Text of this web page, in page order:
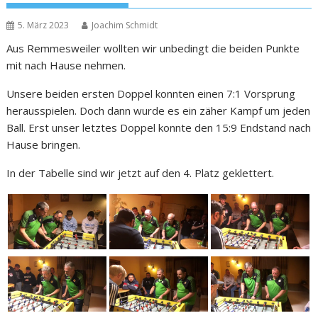
5. März 2023 Joachim Schmidt
Aus Remmesweiler wollten wir unbedingt die beiden Punkte
mit nach Hause nehmen.
Unsere beiden ersten Doppel konnten einen 7:1 Vorsprung
herausspielen. Doch dann wurde es ein zäher Kampf um jeden
Ball. Erst unser letztes Doppel konnte den 15:9 Endstand nach
Hause bringen.
In der Tabelle sind wir jetzt auf den 4. Platz geklettert.